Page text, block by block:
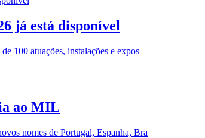
já está disponível
100 atuações, instalações e expos
ao MIL
nomes de Portugal, Espanha, Bra